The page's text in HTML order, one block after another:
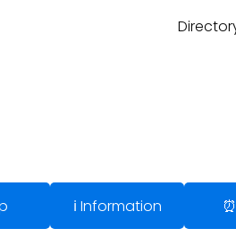
ℹ️ Information